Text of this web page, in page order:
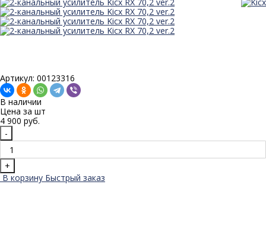
Артикул: 00123316
В наличии
Цена за шт
4 900 руб.
-
+
В корзину Быстрый заказ